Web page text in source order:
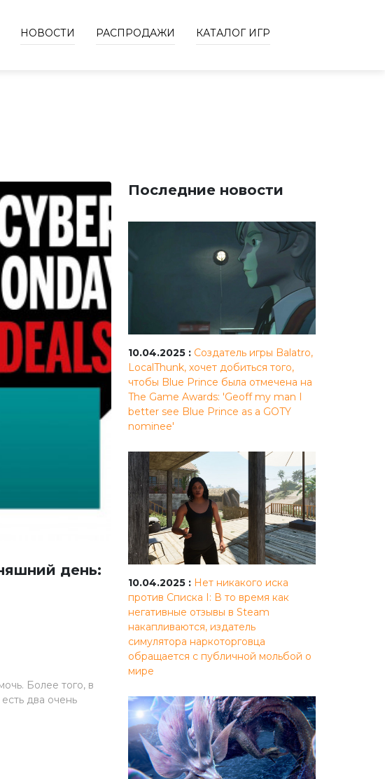
НОВОСТИ РАСПРОДАЖИ КАТАЛОГ ИГР
день:
Более того, в
два очень
Последние новости
10.04.2025 : Создатель игры Balatro,
LocalThunk, хочет добиться того,
чтобы Blue Prince была отмечена на
The Game Awards: 'Geoff my man I
better see Blue Prince as a GOTY
nominee'
10.04.2025 : Нет никакого иска
против Списка I: В то время как
негативные отзывы в Steam
накапливаются, издатель
симулятора наркоторговца
обращается с публичной мольбой о
мире